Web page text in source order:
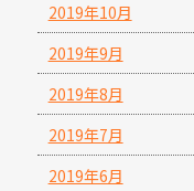
2019年10月
2019年9月
2019年8月
2019年7月
2019年6月